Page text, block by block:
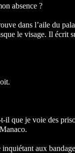
absence ?
dans l’aile du
le visage. Il écrit
il que je voie des
aux